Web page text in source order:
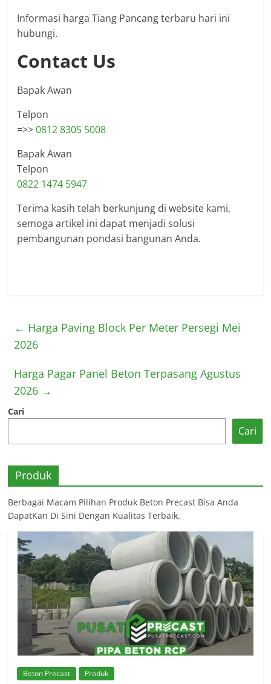
Informasi harga Tiang Pancang terbaru hari ini
hubungi.
Contact Us
Bapak Awan
Telpon
=>>0812 8305 5008
Bapak Awan
Telpon
0822 1474 5947
Terima kasih telah berkunjung di website kami,
semoga artikel ini dapat menjadi solusi
pembangunan pondasi bangunan Anda.
← Harga Paving Block Per Meter Persegi Mei
2026
Harga Pagar Panel Beton Terpasang Agustus
2026 →
Cari
Cari
Produk
Berbagai Macam Pilihan Produk Beton Precast Bisa Anda
DapatKan Di Sini Dengan Kualitas Terbaik.
Beton Precast Produk